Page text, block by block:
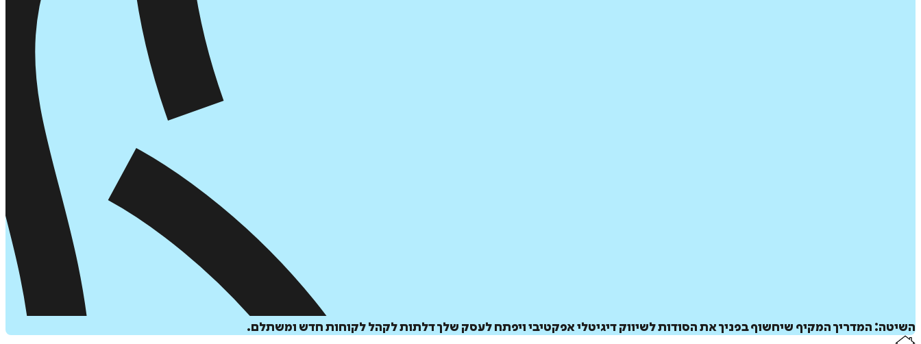
השיטה: המדריך המקיף שיחשוף בפניך את הסודות לשיווק דיגיטלי אפקטיבי ויפתח לעסק שלך דלתות לקהל לקוחות חדש ומשתלם.